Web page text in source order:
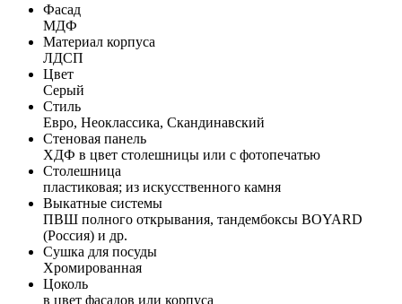
Фасад
МДФ
Материал корпуса
ЛДСП
Цвет
Серый
Стиль
Евро, Неоклассика, Скандинавский
Стеновая панель
ХДФ в цвет столешницы или с фотопечатью
Столешница
пластиковая; из искусственного камня
Выкатные системы
ПВШ полного открывания, тандембоксы BOYARD
(Россия) и др.
Сушка для посуды
Хромированная
Цоколь
в цвет фасадов или корпуса